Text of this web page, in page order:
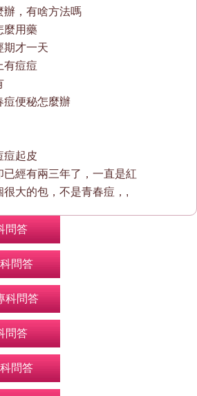
辦，有啥方法嗎
麼用藥
期才一天
有痘痘
痘便秘怎麼辦
痘起皮
已經有兩三年了，一直是紅
很大的包，不是青春痘，,
問答
問答
科問答
問答
問答